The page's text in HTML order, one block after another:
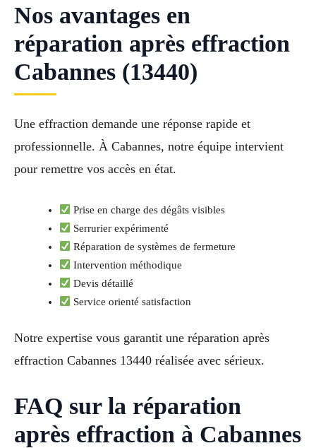
Nos avantages en
réparation après effraction
Cabannes (13440)
Une effraction demande une réponse rapide et
professionnelle. À Cabannes, notre équipe intervient
pour remettre vos accès en état.
Prise en charge des dégâts visibles
Serrurier expérimenté
Réparation de systèmes de fermeture
Intervention méthodique
Devis détaillé
Service orienté satisfaction
Notre expertise vous garantit une réparation après
effraction Cabannes 13440 réalisée avec sérieux.
FAQ sur la réparation
après effraction à Cabannes